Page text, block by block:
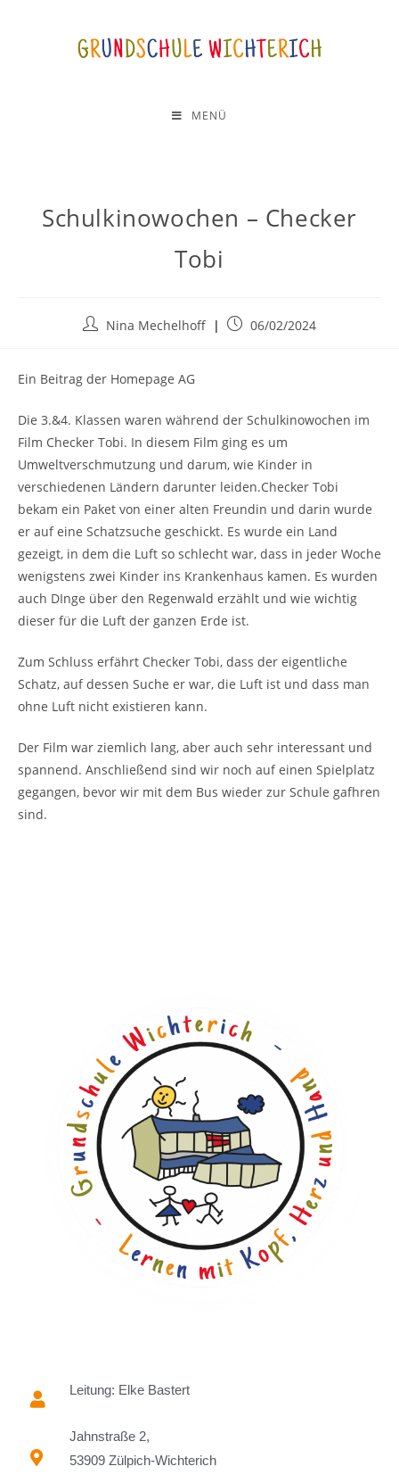
MENÜ
Schulkinowochen – Checker
Tobi
Nina Mechelhoff 06/02/2024
Ein Beitrag der Homepage AG
Die 3.&4. Klassen waren während der Schulkinowochen im
Film Checker Tobi. In diesem Film ging es um
Umweltverschmutzung und darum, wie Kinder in
verschiedenen Ländern darunter leiden.Checker Tobi
bekam ein Paket von einer alten Freundin und darin wurde
er auf eine Schatzsuche geschickt. Es wurde ein Land
gezeigt, in dem die Luft so schlecht war, dass in jeder Woche
wenigstens zwei Kinder ins Krankenhaus kamen. Es wurden
auch DInge über den Regenwald erzählt und wie wichtig
dieser für die Luft der ganzen Erde ist.
Zum Schluss erfährt Checker Tobi, dass der eigentliche
Schatz, auf dessen Suche er war, die Luft ist und dass man
ohne Luft nicht existieren kann.
Der Film war ziemlich lang, aber auch sehr interessant und
spannend. Anschließend sind wir noch auf einen Spielplatz
gegangen, bevor wir mit dem Bus wieder zur Schule gafhren
sind.
Leitung: Elke Bastert
Jahnstraße 2,
53909 Zülpich-Wichterich